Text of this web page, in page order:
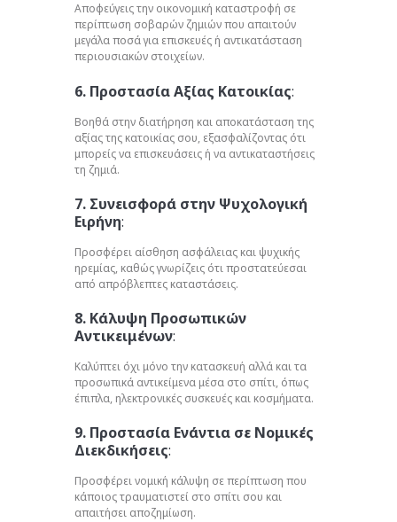
Αποφεύγεις την οικονομική καταστροφή σε
περίπτωση σοβαρών ζημιών που απαιτούν
μεγάλα ποσά για επισκευές ή αντικατάσταση
περιουσιακών στοιχείων.
6. Προστασία Αξίας Κατοικίας:
Βοηθά στην διατήρηση και αποκατάσταση της
αξίας της κατοικίας σου, εξασφαλίζοντας ότι
μπορείς να επισκευάσεις ή να αντικαταστήσεις
τη ζημιά.
7. Συνεισφορά στην Ψυχολογική
Ειρήνη:
Προσφέρει αίσθηση ασφάλειας και ψυχικής
ηρεμίας, καθώς γνωρίζεις ότι προστατεύεσαι
από απρόβλεπτες καταστάσεις.
8. Κάλυψη Προσωπικών
Αντικειμένων:
Καλύπτει όχι μόνο την κατασκευή αλλά και τα
προσωπικά αντικείμενα μέσα στο σπίτι, όπως
έπιπλα, ηλεκτρονικές συσκευές και κοσμήματα.
9. Προστασία Ενάντια σε Νομικές
Διεκδικήσεις:
Προσφέρει νομική κάλυψη σε περίπτωση που
κάποιος τραυματιστεί στο σπίτι σου και
απαιτήσει αποζημίωση.